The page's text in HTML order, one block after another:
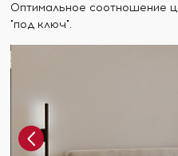
Оптимальное соотношение
"под ключ".